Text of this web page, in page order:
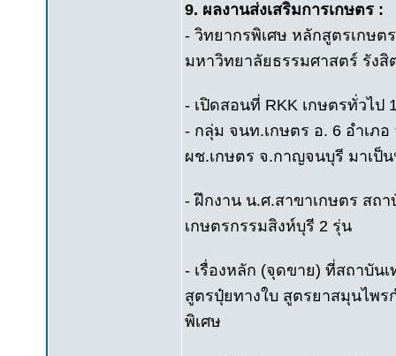
9. ผลงานส่งเสริมการเกษตร :
- วิทยากรพิเศษ หลักสูตรเกษต
มหาวิทยาลัยธรรมศาสตร์ รังสิ
- เปิดสอนที่ RKK เกษตรทั่วไป
- กลุ่ม จนท.เกษตร อ. 6 อำเภ
ผช.เกษตร จ.กาญจนบุรี มาเป็
- ฝึกงาน น.ศ.สาขาเกษตร สถ
เกษตรกรรมสิงห์บุรี 2 รุ่น
- เรื่องหลัก (จุดขาย) ที่สถาบัน
สูตรปุ๋ยทางใบ สูตรยาสมุนไพ
พิเศษ